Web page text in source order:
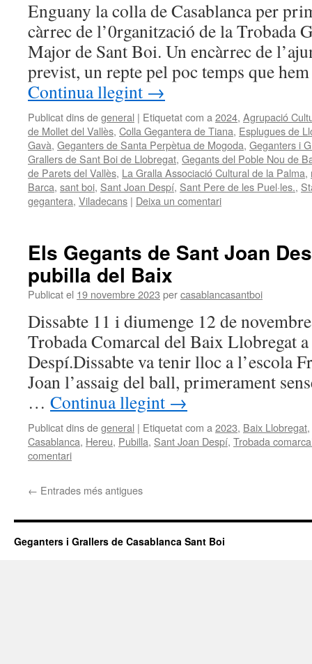
Enguany la colla de Casablanca per
càrrec de l’0rganització de la Trobada
Major de Sant Boi. Un encàrrec de
previst, un repte pel poc temps que
Continua llegint →
Publicat dins degeneral | Etiquetat com a 2024, Agrupació
de Mollet del Vallès, Colla Gegantera de Tiana, Esplugues de
Gavà, Geganters de Santa Perpètua de Mogoda, Geganters i
Grallers de Sant Boi de Llobregat, Gegants del Poble Nou de
de Parets del Vallès, La Gralla Associació Cultural de la Palma,
Barca, sant boi, Sant Joan Despí, Sant Pere de les Puel·les.,
gegantera, Viladecans | Deixa un comentari
Els Gegants de Sant Joan
pubilla del Baix
Publicat el 19 novembre 2023 percasablancasantboi
Dissabte 11 i diumenge 12 de
Trobada Comarcal del Baix Llobregat a
Despí.Dissabte va tenir lloc a l’escola
Joan l’assaig del ball, primerament
… Continua llegint →
Publicat dins degeneral | Etiquetat com a 2023, Baix Llobregat,
Casablanca, Hereu, Pubilla, Sant Joan Despí, Trobada
comentari
← Entrades més antigues
Geganters i Grallers de Casablanca Sant Boi